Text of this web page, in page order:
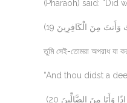
(Pharaoh) said:
وَأَنتَ مِنَ الْكَافِرِينَ
তুমি সেই-তোমরা অপরাধ যা
“And thou didst a
إِذًا وَأَنَا مِنَ الضَّالِّينَ